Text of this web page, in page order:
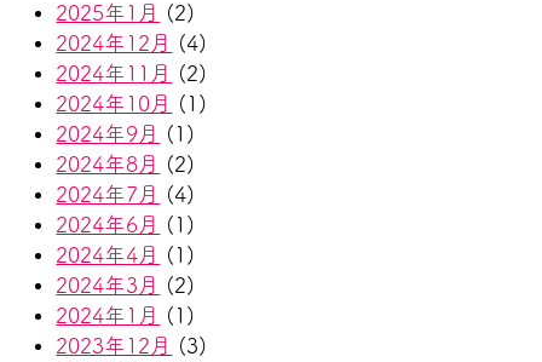
2025年1月
(2)
2024年12月
(4)
2024年11月
(2)
2024年10月
(1)
2024年9月
(1)
2024年8月
(2)
2024年7月
(4)
2024年6月
(1)
2024年4月
(1)
2024年3月
(2)
2024年1月
(1)
2023年12月
(3)